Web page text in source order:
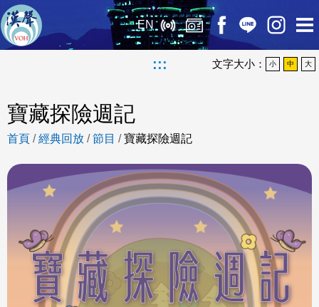
EN
::: 文字大小： 小 中 大
寶藏探險週記
首頁 /經典回放 /節目 /寶藏探險週記